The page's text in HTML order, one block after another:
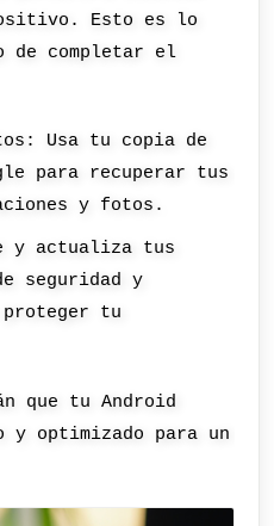
Esto es lo
de completar el
Usa tu copia de
para recuperar tus
y fotos.
y actualiza tus
seguridad y
proteger tu
que tu Android
y optimizado para un